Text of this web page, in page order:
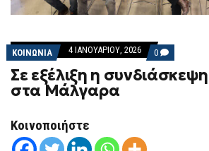
ΚΟΙΝΩΝΙΑ 4 ΙΑΝΟΥΑΡΊΟΥ, 2026 0 COMMENTS
ON
ΣΕ
ΕΞΈΛΙΞΗ
Σε εξέλιξη η
στα Μάλγαρα
Κοινοποιήστε